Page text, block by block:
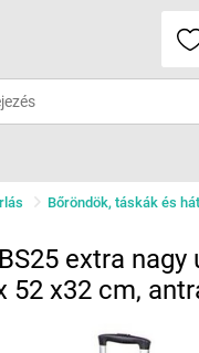
Bőröndök, táskák és
extra nagy
52 x32 cm,